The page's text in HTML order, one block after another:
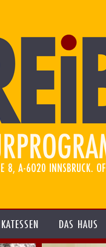
DAS HAUS